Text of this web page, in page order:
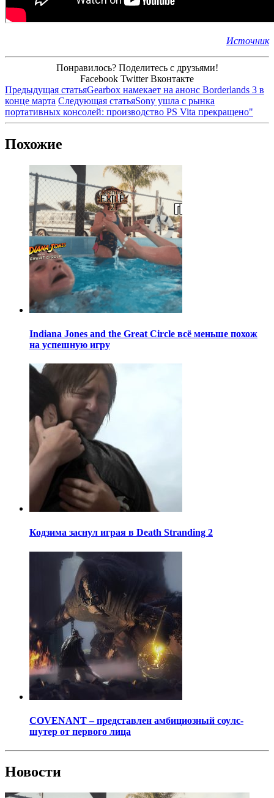
Источник
Понравилось? Поделитесь с друзьями!
Facebook Twitter Вконтакте
Предыдущая статьяGearbox намекает на анонс Borderlands 3 в
конце марта Следующая статьяSony ушла с рынка
портативных консолей: производство PS Vita прекращено"
Похожие
Indiana Jones and the Great Circle всё меньше похож
на успешную игру
Кодзима заснул играя в Death Stranding 2
COVENANT – представлен амбициозный соулс-
шутер от первого лица
Новости